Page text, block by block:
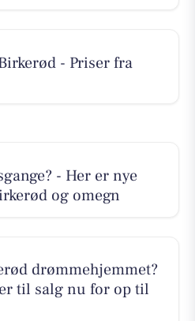
- Priser fra
- Her er nye
og omegn
drømmehjemmet?
til salg nu for op til